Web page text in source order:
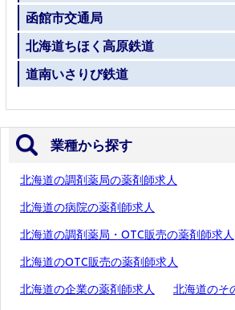
函館市交通局
北海道ちほく高原鉄道
道南いさりび鉄道
業種から探す
北海道の調剤薬局の薬剤師求人
北海道の病院の薬剤師求人
北海道の調剤薬局・OTC販売の薬剤師求人
北海道のOTC販売の薬剤師求人
北海道の企業の薬剤師求人 北海道のそ